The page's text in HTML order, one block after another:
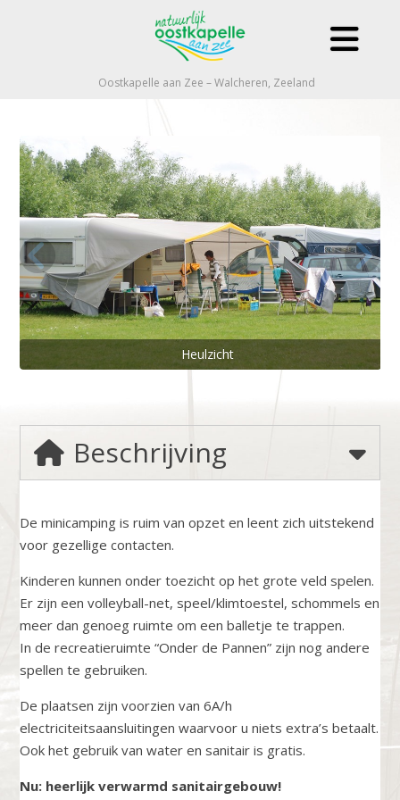
Oostkapelle aan Zee – Walcheren, Zeeland
Heulzicht
Beschrijving
De minicamping is ruim van opzet en leent zich uitstekend
voor gezellige contacten.
Kinderen kunnen onder toezicht op het grote veld spelen.
Er zijn een volleyball-net, speel/klimtoestel, schommels en
meer dan genoeg ruimte om een balletje te trappen.
In de recreatieruimte “Onder de Pannen” zijn nog andere
spellen te gebruiken.
De plaatsen zijn voorzien van 6A/h
electriciteitsaansluitingen waarvoor u niets extra’s betaalt.
Ook het gebruik van water en sanitair is gratis.
Nu: heerlijk verwarmd sanitairgebouw!